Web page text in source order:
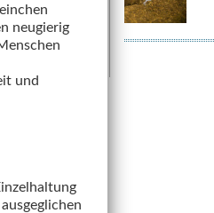
neugierig
und